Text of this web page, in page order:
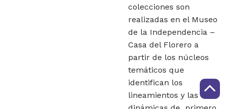
colecciones son
realizadas en el Museo
de la Independencia –
Casa del Florero a
partir de los núcleos
temáticos que
identifican los
lineamientos y las